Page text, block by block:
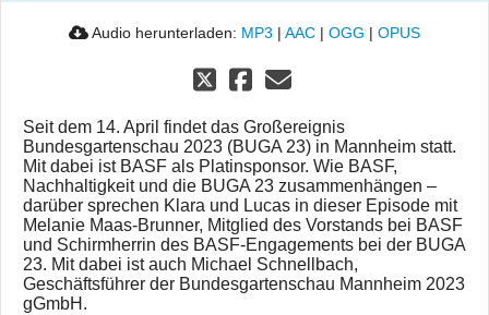
Audio herunterladen: MP3 | AAC | OGG | OPUS
Seit dem 14. April findet das Großereignis
Bundesgartenschau 2023 (BUGA 23) in Mannheim statt.
Mit dabei ist BASF als Platinsponsor. Wie BASF,
Nachhaltigkeit und die BUGA 23 zusammenhängen –
darüber sprechen Klara und Lucas in dieser Episode mit
Melanie Maas-Brunner, Mitglied des Vorstands bei BASF
und Schirmherrin des BASF-Engagements bei der BUGA
23. Mit dabei ist auch Michael Schnellbach,
Geschäftsführer der Bundesgartenschau Mannheim 2023
gGmbH.